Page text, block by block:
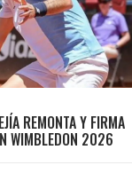
REMONTA Y FIRMA
WIMBLEDON 2026